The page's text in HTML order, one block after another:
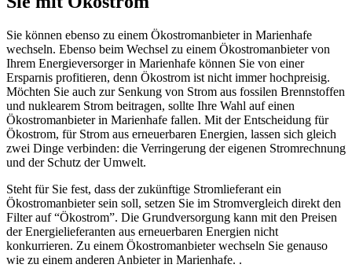
Sie können ebenso zu einem Ökostromanbieter in Marienhafe
wechseln. Ebenso beim Wechsel zu einem Ökostromanbieter von
Ihrem Energieversorger in Marienhafe können Sie von einer
Ersparnis profitieren, denn Ökostrom ist nicht immer hochpreisig.
Möchten Sie auch zur Senkung von Strom aus fossilen Brennstoffen
und nuklearem Strom beitragen, sollte Ihre Wahl auf einen
Ökostromanbieter in Marienhafe fallen. Mit der Entscheidung für
Ökostrom, für Strom aus erneuerbaren Energien, lassen sich gleich
zwei Dinge verbinden: die Verringerung der eigenen Stromrechnung
und der Schutz der Umwelt.
Steht für Sie fest, dass der zukünftige Stromlieferant ein
Ökostromanbieter sein soll, setzen Sie im Stromvergleich direkt den
Filter auf “Ökostrom”. Die Grundversorgung kann mit den Preisen
der Energielieferanten aus erneuerbaren Energien nicht
konkurrieren. Zu einem Ökostromanbieter wechseln Sie genauso
wie zu einem anderen Anbieter in Marienhafe. .